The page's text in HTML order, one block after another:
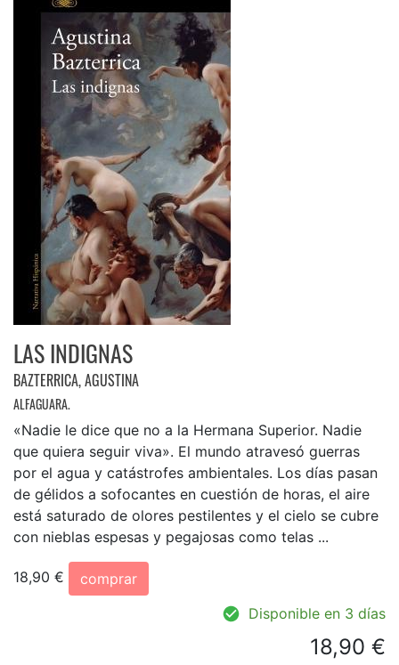
LAS INDIGNAS
BAZTERRICA, AGUSTINA
ALFAGUARA.
«Nadie le dice que no a la Hermana Superior. Nadie
que quiera seguir viva». El mundo atravesó guerras
por el agua y catástrofes ambientales. Los días pasan
de gélidos a sofocantes en cuestión de horas, el aire
está saturado de olores pestilentes y el cielo se cubre
con nieblas espesas y pegajosas como telas ...
18,90 €
comprar
Disponible en 3 días
18,90 €